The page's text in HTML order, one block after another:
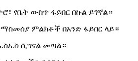
የቤት ውስጥ ፋይበር በኩል ይገኛል።
ማስመሰያ ምልክቶች በአንድ ፋይበር ላይ።
ሲግናል መጣል።